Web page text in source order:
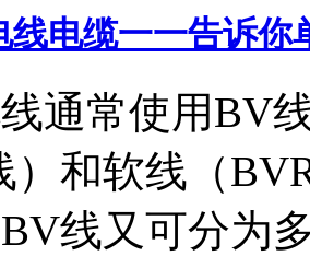
线电缆一一告诉你
通常使用BV
）和软线（
线又可分为